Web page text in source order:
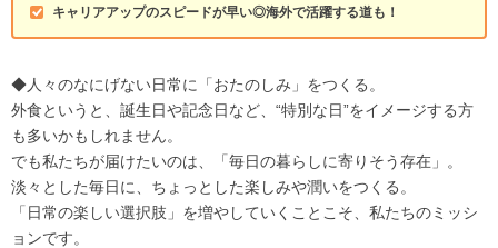
キャリアアップのスピードが早い◎海外で活躍する道も！
◆人々のなにげない日常に「おたのしみ」をつくる。
外食というと、誕生日や記念日など、“特別な日”をイメージする方
も多いかもしれません。
でも私たちが届けたいのは、「毎日の暮らしに寄りそう存在」。
淡々とした毎日に、ちょっとした楽しみや潤いをつくる。
「日常の楽しい選択肢」を増やしていくことこそ、私たちのミッシ
ョンです。